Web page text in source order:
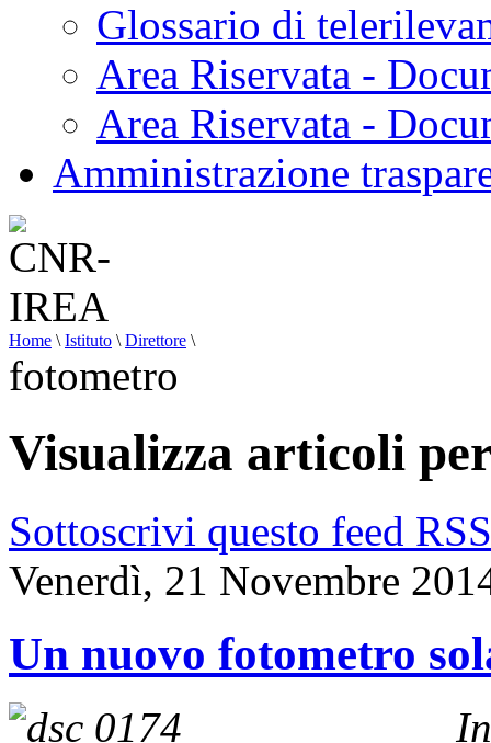
Glossario di
Area Riservata -
Area Riservata -
Amministrazione
Home \ Istituto \ Direttore \
fotometro
Visualizza articoli
Sottoscrivi questo feed RSS
Venerdì, 21 Novembre
Un nuovo fotometro